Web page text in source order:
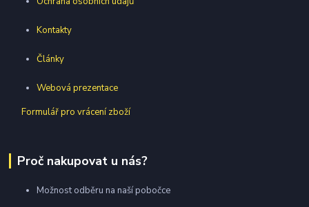
Kontakty
Články
Webová prezentace
Formulář pro vrácení zboží
Proč nakupovat u nás?
Možnost odběru na naší pobočce